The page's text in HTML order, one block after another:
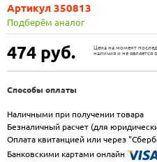
474 руб.
Цена на момент
наличия и не является
Артикул 350813
Подберём аналог
Способы оплаты
Наличными при получении товара
Безналичный расчет (для
Оплата квитанцией или через
Банковскими картами онлайн